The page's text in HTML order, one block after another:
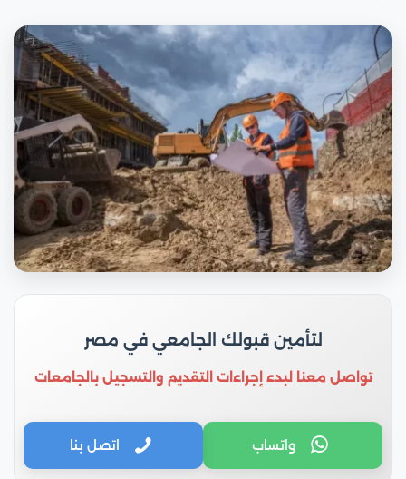
لتأمين قبولك الجامعي في مصر
تواصل معنا لبدء إجراءات التقديم والتسجيل بالجامعات
واتساب اتصل بنا